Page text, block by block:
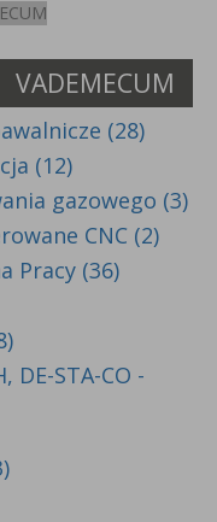
VADEMECUM
(28)
(12)
gazowego (3)
CNC (2)
Pracy (36)
DE-STA-CO -